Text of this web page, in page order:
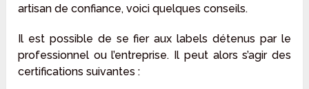
artisan de confiance, voici quelques conseils.
Il est possible de se fier aux labels détenus par le
professionnel ou l’entreprise. Il peut alors s’agir des
certifications suivantes :